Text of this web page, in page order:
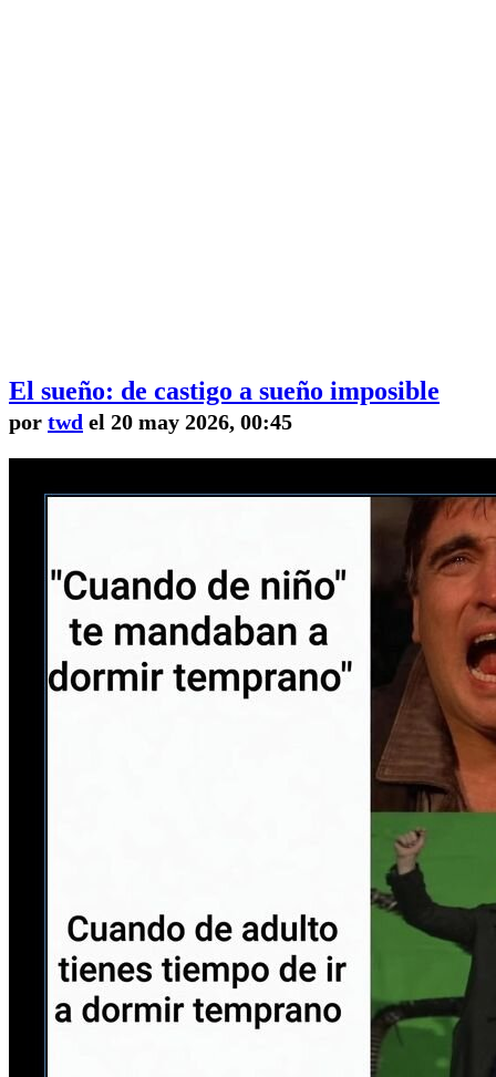
El sueño: de castigo a sueño imposible
por twd el 20 may 2026, 00:45